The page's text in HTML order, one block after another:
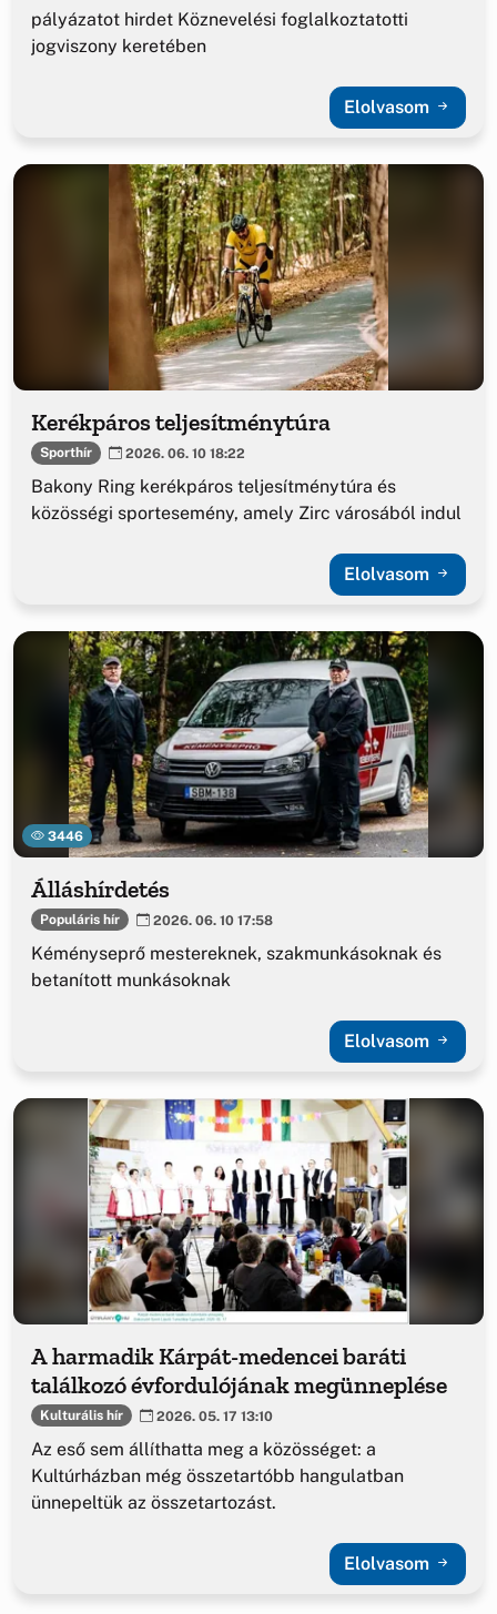
pályázatot hirdet Köznevelési foglalkoztatotti
jogviszony keretében
Elolvasom
Kerékpáros teljesítménytúra
Sporthír 2026. 06. 10 18:22
Bakony Ring kerékpáros teljesítménytúra és
közösségi sportesemény, amely Zirc városából indul
Elolvasom
3446
Álláshírdetés
Populáris hír 2026. 06. 10 17:58
Kéményseprő mestereknek, szakmunkásoknak és
betanított munkásoknak
Elolvasom
A harmadik Kárpát-medencei baráti
találkozó évfordulójának megünneplése
Kulturális hír 2026. 05. 17 13:10
Az eső sem állíthatta meg a közösséget: a
Kultúrházban még összetartóbb hangulatban
ünnepeltük az összetartozást.
Elolvasom